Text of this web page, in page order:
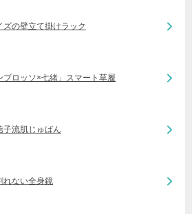
ズの壁立て掛けラック
ブロッソ×七緒」スマート草履
子流肌じゅばん
れない全身鏡